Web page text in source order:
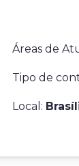
Áreas de
Tipo de
Local: